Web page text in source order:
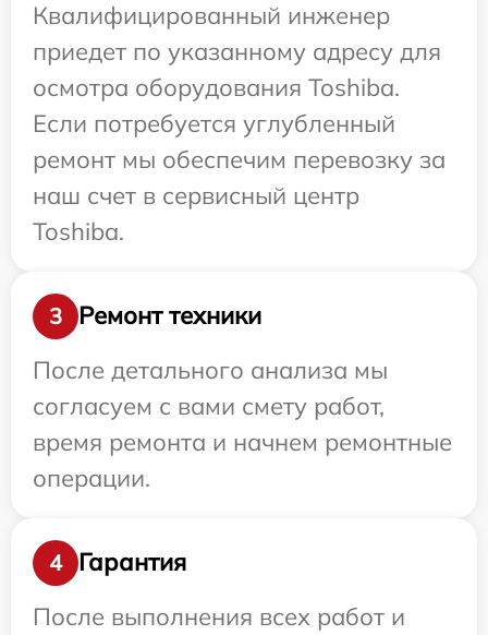
Квалифицированный инженер
приедет по указанному адресу для
осмотра оборудования Toshiba.
Если потребуется углубленный
ремонт мы обеспечим перевозку за
наш счет в сервисный центр
Toshiba.
3
Ремонт техники
После детального анализа мы
согласуем с вами смету работ,
время ремонта и начнем ремонтные
операции.
4
Гарантия
После выполнения всех работ и